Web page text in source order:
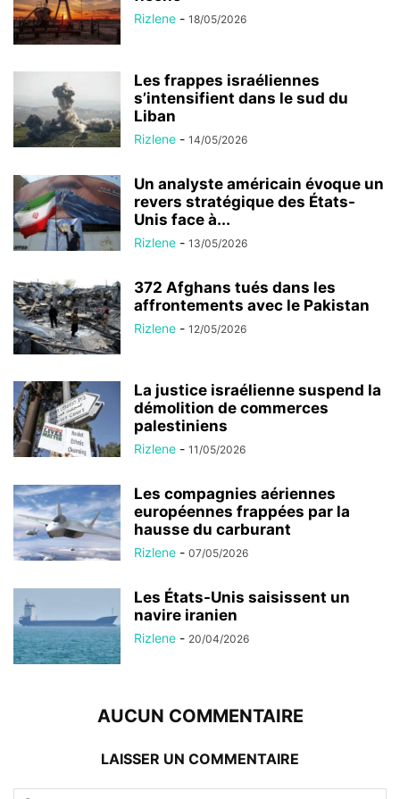
Rizlene - 18/05/2026
Les frappes israéliennes
s’intensifient dans le sud du
Liban
Rizlene - 14/05/2026
Un analyste américain évoque un
revers stratégique des États-
Unis face à...
Rizlene - 13/05/2026
372 Afghans tués dans les
affrontements avec le Pakistan
Rizlene - 12/05/2026
La justice israélienne suspend la
démolition de commerces
palestiniens
Rizlene - 11/05/2026
Les compagnies aériennes
européennes frappées par la
hausse du carburant
Rizlene - 07/05/2026
Les États-Unis saisissent un
navire iranien
Rizlene - 20/04/2026
AUCUN COMMENTAIRE
LAISSER UN COMMENTAIRE